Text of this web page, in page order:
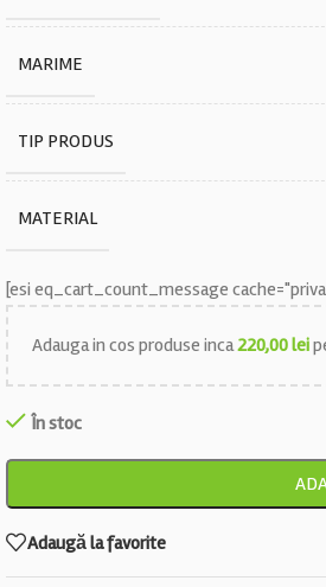
pentru a mări
MARIME
TIP PRODUS
MATERIAL
[esi eq_cart_count_message
Adauga in cos produse inca220,00lei
În stoc
Adaugă la favorite